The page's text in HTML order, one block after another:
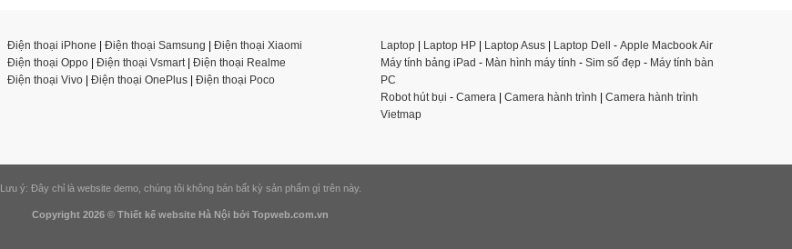
Điện thoại iPhone | Điện thoại Samsung | Điện thoại Xiaomi
Điện thoại Oppo | Điện thoại Vsmart | Điện thoại Realme
Điện thoại Vivo | Điện thoại OnePlus | Điện thoại Poco
Laptop | Laptop HP | Laptop Asus | Laptop Dell - Apple Macbook Air
Máy tính bảng iPad - Màn hình máy tính - Sim số đẹp - Máy tính bàn
PC
Robot hút bụi - Camera | Camera hành trình | Camera hành trình
Vietmap
Lưu ý: Đây chỉ là website demo, chúng tôi không bán bất kỳ sản phẩm gì trên này.
Copyright 2026 © Thiết kế website Hà Nội bởi Topweb.com.vn